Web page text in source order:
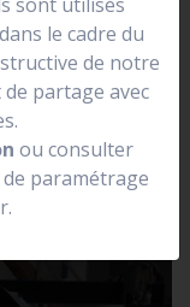
prendre la
le cadre du
de notre
partage avec
ou consulter
paramétrage